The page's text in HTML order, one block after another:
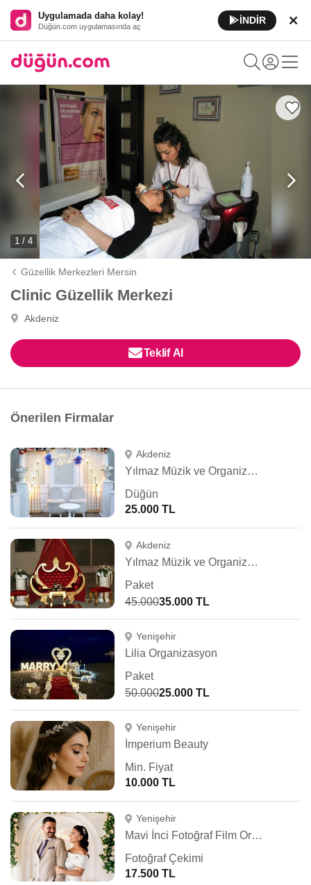
Uygulamada daha kolay!
Düğün.com uygulamasında aç
İNDİR
1 / 4
Güzellik Merkezleri Mersin
Clinic Güzellik Merkezi
Akdeniz
Teklif Al
Önerilen Firmalar
Akdeniz
Yılmaz Müzik ve Organizasyon
Düğün
25.000 TL
Akdeniz
Yılmaz Müzik ve Organizasyon
Paket
45.00035.000 TL
Yenişehir
Lilia Organizasyon
Paket
50.00025.000 TL
Yenişehir
İmperium Beauty
Min. Fiyat
10.000 TL
Yenişehir
Mavi İnci Fotoğraf Film Organizasyon
Fotoğraf Çekimi
17.500 TL